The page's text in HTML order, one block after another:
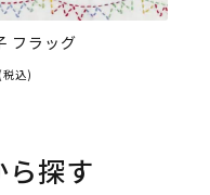
フラッグ
(税込)
ら探す